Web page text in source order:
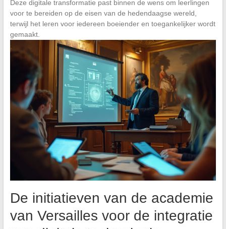
Deze digitale transformatie past binnen de wens om leerlingen
voor te bereiden op de eisen van de hedendaagse wereld,
terwijl het leren voor iedereen boeiender en toegankelijker wordt
gemaakt.
De initiatieven van de academie
van Versailles voor de integratie